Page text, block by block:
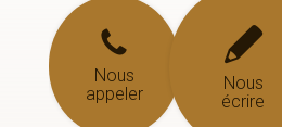
Nous
appeler
Nous
écrire